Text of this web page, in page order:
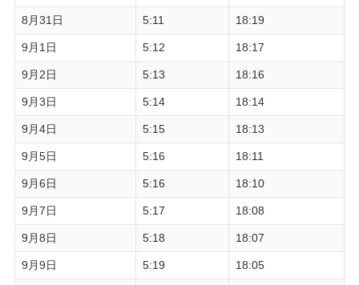
8月31日 5:11 18:19
9月1日 5:12 18:17
9月2日 5:13 18:16
9月3日 5:14 18:14
9月4日 5:15 18:13
9月5日 5:16 18:11
9月6日 5:16 18:10
9月7日 5:17 18:08
9月8日 5:18 18:07
9月9日 5:19 18:05